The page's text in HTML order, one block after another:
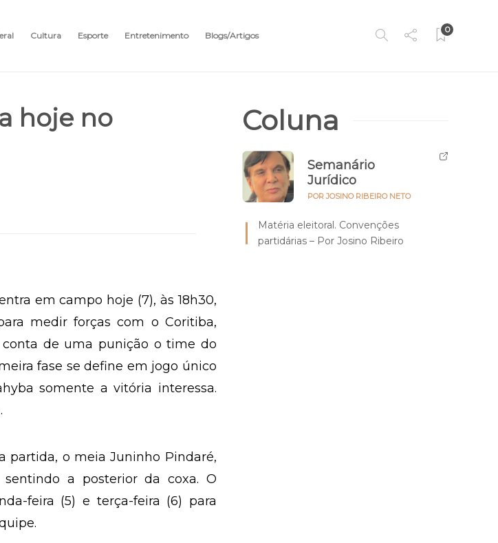
Cultura Esporte Entretenimento Blogs/Artigos
0
hoje no
em campo hoje (7), às 18h30,
medir forças com o Coritiba,
conta de uma punição o time do
fase se define em jogo único
somente a vitória interessa.
partida, o meia Juninho Pindaré,
a posterior da coxa. O
feira (5) e terça-feira (6) para
Coluna
Semanário
Jurídico
POR JOSINO RIBEIRO NETO
Matéria eleitoral. Convenções
partidárias – Por Josino Ribeiro